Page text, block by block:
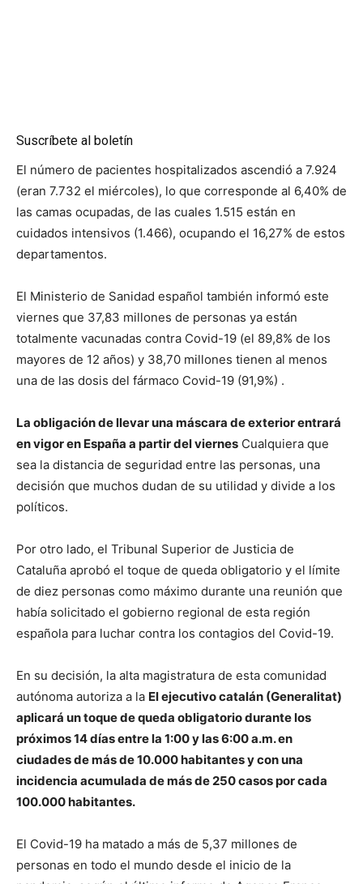
Suscríbete al boletín
El número de pacientes hospitalizados ascendió a 7.924
(eran 7.732 el miércoles), lo que corresponde al 6,40% de
las camas ocupadas, de las cuales 1.515 están en
cuidados intensivos (1.466), ocupando el 16,27% de estos
departamentos.
El Ministerio de Sanidad español también informó este
viernes que 37,83 millones de personas ya están
totalmente vacunadas contra Covid-19 (el 89,8% de los
mayores de 12 años) y 38,70 millones tienen al menos
una de las dosis del fármaco Covid-19 (91,9%) .
La obligación de llevar una máscara de exterior entrará
en vigor en España a partir del viernes Cualquiera que
sea la distancia de seguridad entre las personas, una
decisión que muchos dudan de su utilidad y divide a los
políticos.
Por otro lado, el Tribunal Superior de Justicia de
Cataluña aprobó el toque de queda obligatorio y el límite
de diez personas como máximo durante una reunión que
había solicitado el gobierno regional de esta región
española para luchar contra los contagios del Covid-19.
En su decisión, la alta magistratura de esta comunidad
autónoma autoriza a la El ejecutivo catalán (Generalitat)
aplicará un toque de queda obligatorio durante los
próximos 14 días entre la 1:00 y las 6:00 a.m. en
ciudades de más de 10.000 habitantes y con una
incidencia acumulada de más de 250 casos por cada
100.000 habitantes.
El Covid-19 ha matado a más de 5,37 millones de
personas en todo el mundo desde el inicio de la